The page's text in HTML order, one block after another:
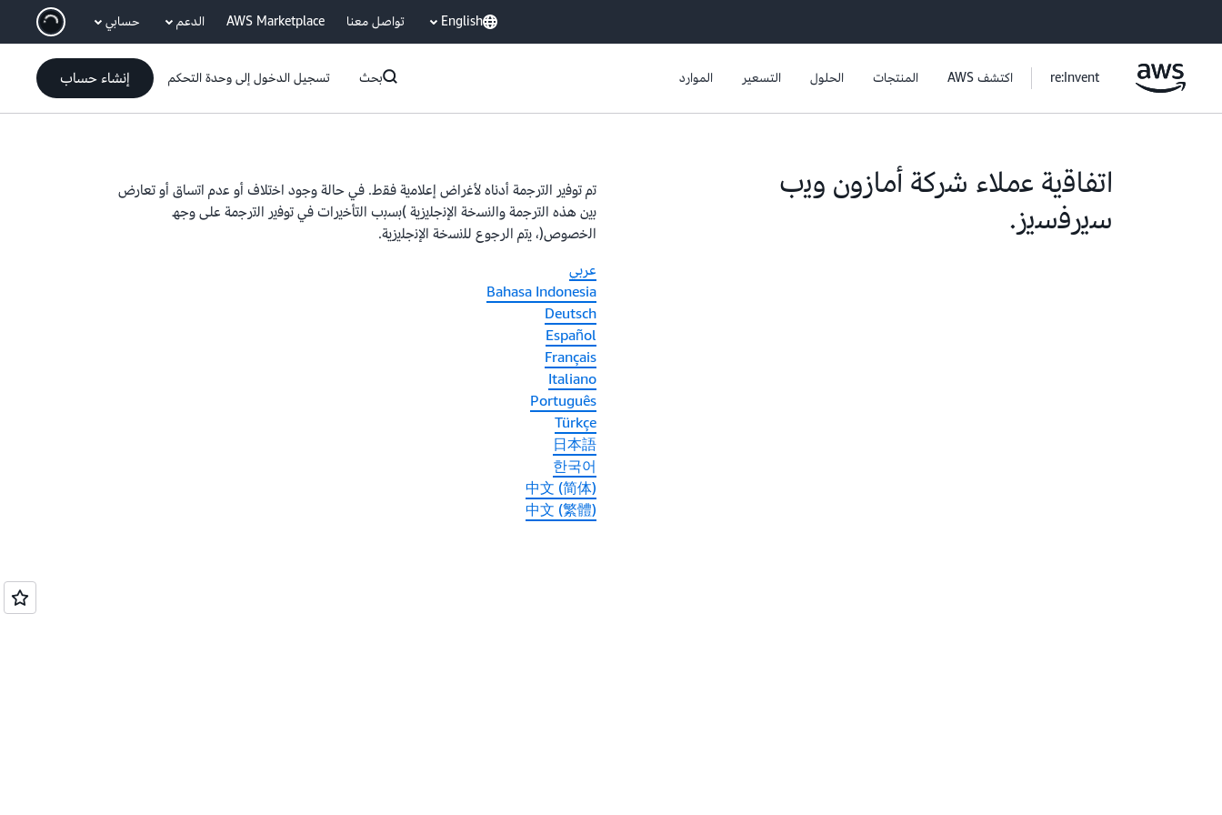
انتقل إلى المحتوى الرئيسي English تواصل معنا AWS Marketplace الدعم حسابي
re:Invent اكتشف AWS المنتجات الحلول التسعير الموارد بحث تسجيل الدخول إلى وحدة التحكم إنشاء حساب
اﺗﻔﺎﻗﯾﺔ ﻋﻣﻼء ﺷرﻛﺔ أﻣﺎزون وﯾب
ﺳﯾرﻓﺳﯾز.
ﺗم ﺗوﻓﯾر اﻟﺗرﺟﻣﺔ أدﻧﺎه ﻷﻏراض إﻋﻼﻣﯾﺔ ﻓﻘط. ﻓﻲ ﺣﺎﻟﺔ وﺟود اﺧﺗﻼف أو ﻋدم اﺗﺳﺎق أو ﺗﻌﺎرض
ﺑﯾن ھذه اﻟﺗرﺟﻣﺔ واﻟﻧﺳﺧﺔ اﻹﻧﺟﻠﯾزﯾﺔ )ﺑﺳﺑب اﻟﺗﺄﺧﯾرات ﻓﻲ ﺗوﻓﯾر اﻟﺗرﺟﻣﺔ ﻋﻠﻰ وﺟﮫ
اﻟﺧﺻوص(، ﯾﺗم اﻟرﺟوع ﻟﻠﻧﺳﺧﺔ اﻹﻧﺟﻠﯾزﯾﺔ.
عربي
Bahasa Indonesia
Deutsch
Español
Français
Italiano
Português
Türkçe
日本語
한국어
中文 (简体)
中文 (繁體)